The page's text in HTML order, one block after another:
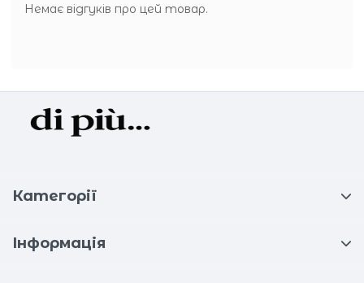
Немає відгуків про цей товар.
Категорії
Інформація